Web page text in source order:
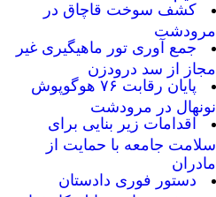
کشف سوخت قاچاق در
مرودشت
جمع آوری تور ماهیگیری غیر
مجاز از سد درودزن
پایان رقابت‌ ۷۶ هوگوپوش
نونهال در مرودشت
اقدامات زیر بنایی برای
سلامت جامعه با حمایت از
مادران
دستور فوری دادستان